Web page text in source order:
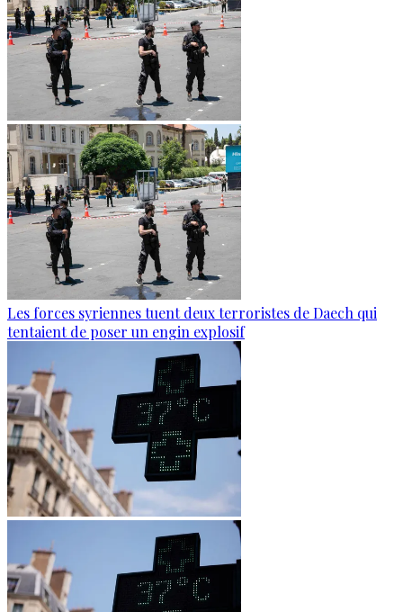
Les forces syriennes tuent deux terroristes de Daech qui
tentaient de poser un engin explosif